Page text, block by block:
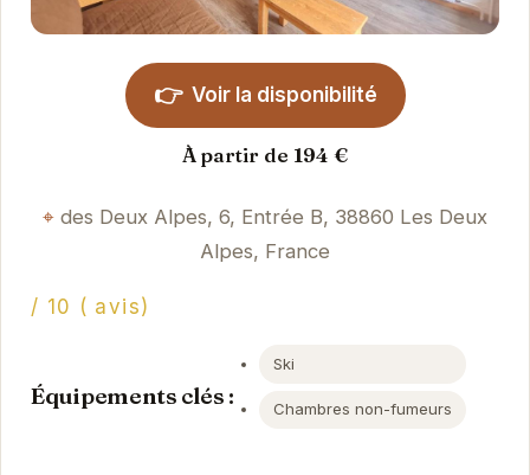
👉 Voir la disponibilité
À partir de 194 €
des Deux Alpes, 6, Entrée B, 38860 Les Deux
Alpes, France
/ 10 ( avis)
Équipements clés :
Ski
Chambres non-fumeurs